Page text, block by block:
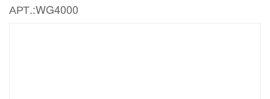
АРТ.:WG4000